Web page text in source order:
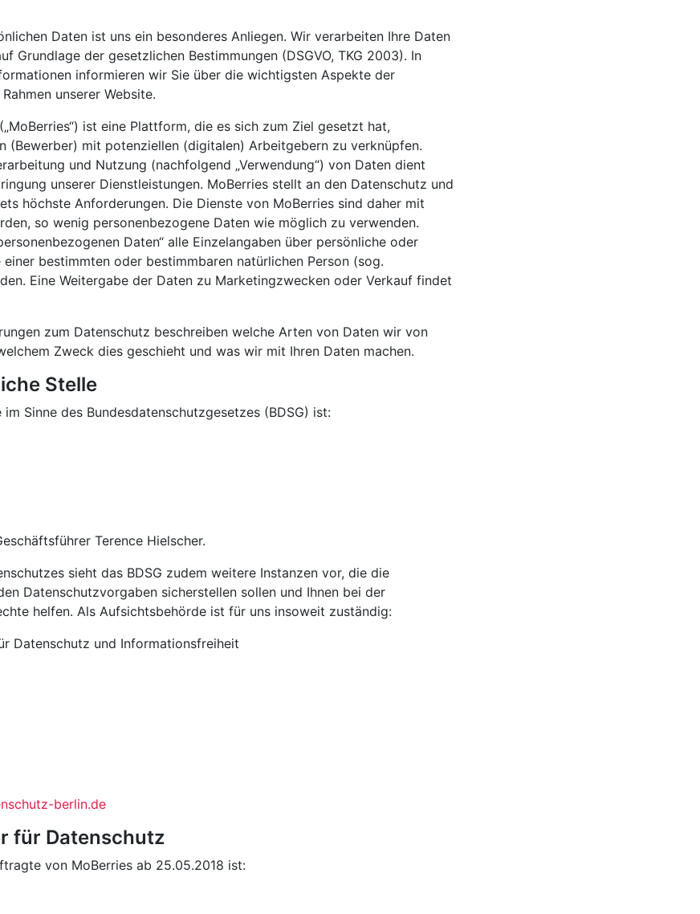
Daten ist uns ein besonderes Anliegen. Wir verarbeiten Ihre Daten
Grundlage der gesetzlichen Bestimmungen (DSGVO, TKG 2003). In
informieren wir Sie über die wichtigsten Aspekte der
unserer Website.
ist eine Plattform, die es sich zum Ziel gesetzt hat,
(Bewerber) mit potenziellen (digitalen) Arbeitgebern zu verknüpfen.
und Nutzung (nachfolgend „Verwendung“) von Daten dient
unserer Dienstleistungen. MoBerries stellt an den Datenschutz und
höchste Anforderungen. Die Dienste von MoBerries sind daher mit
so wenig personenbezogene Daten wie möglich zu verwenden.
Daten“ alle Einzelangaben über persönliche oder
einer bestimmten oder bestimmbaren natürlichen Person (sog.
Eine Weitergabe der Daten zu Marketingzwecken oder Verkauf findet
zum Datenschutz beschreiben welche Arten von Daten wir von
Zweck dies geschieht und was wir mit Ihren Daten machen.
Stelle
Sinne des Bundesdatenschutzgesetzes (BDSG) ist:
Terence Hielscher.
sieht das BDSG zudem weitere Instanzen vor, die die
Datenschutzvorgaben sicherstellen sollen und Ihnen bei der
helfen. Als Aufsichtsbehörde ist für uns insoweit zuständig:
Datenschutz und Informationsfreiheit
berlin.de
für Datenschutz
von MoBerries ab 25.05.2018 ist: